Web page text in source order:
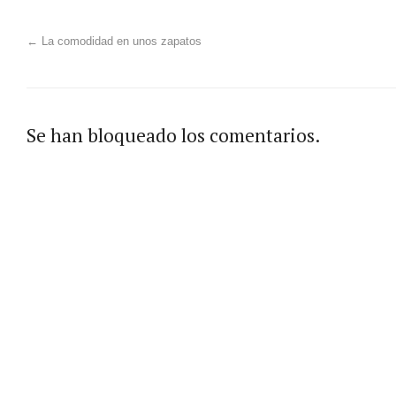
← La comodidad en unos zapatos
Se han bloqueado los comentarios.